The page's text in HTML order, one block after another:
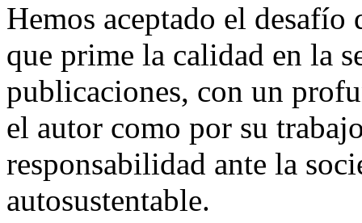
Hemos aceptado el
que prime la calidad en la
publicaciones, con un
el autor como por su
responsabilidad ante la
autosustentable.